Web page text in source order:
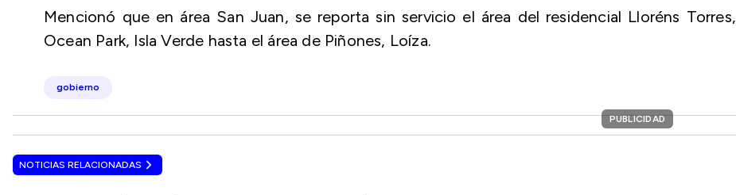
Mencionó que en área San Juan, se reporta sin servicio el área del residencial Lloréns Torres,
Ocean Park, Isla Verde hasta el área de Piñones, Loíza.
gobierno
PUBLICIDAD
NOTICIAS RELACIONADAS